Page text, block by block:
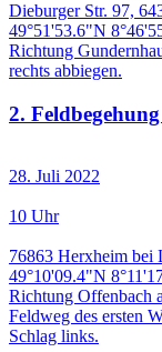
Dieburger Str. 97,
49°51'53.6"N
Richtung
rechts abbiegen.
2.
28. Juli 2022
10 Uhr
76863 Herxheim bei
49°10'09.4"N
Richtung Offenbach
Feldweg des ersten
Schlag links.